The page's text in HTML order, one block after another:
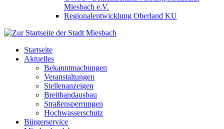
Miesbach e.V.
Regionalentwicklung Oberland KU
Startseite
Aktuelles
Bekanntmachungen
Veranstaltungen
Stellenanzeigen
Breitbandausbau
Straßensperrungen
Hochwasserschutz
Bürgerservice